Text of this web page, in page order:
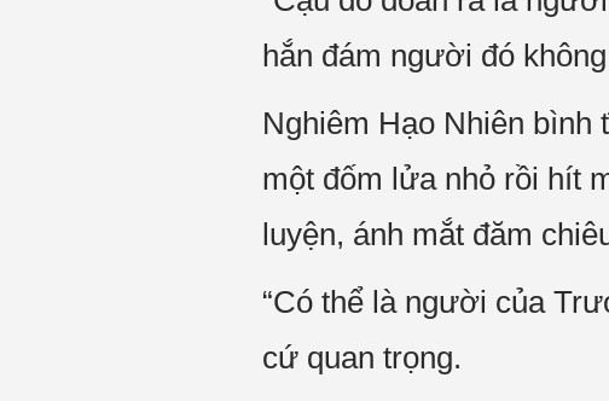
hắn đám người đó
Nghiêm Hạo Nhiên bình
một đốm lửa nhỏ rồi hít
luyện, ánh mắt đăm
“Có thể là người của
cứ quan trọng.